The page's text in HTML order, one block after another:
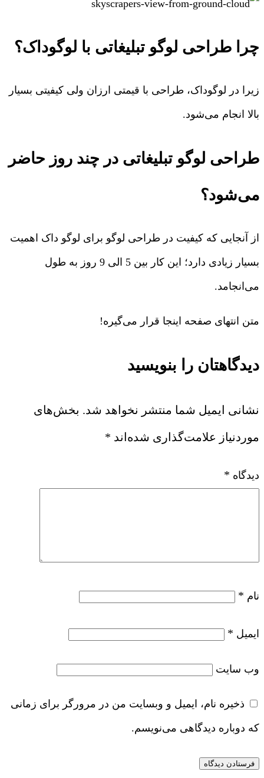
چرا طراحی لوگو تبلیغاتی با لوگوداک؟
زیرا در لوگوداک، طراحی با قیمتی ارزان ولی کیفیتی بسیار
بالا انجام می‌شود.
طراحی لوگو تبلیغاتی در چند روز حاضر
می‌شود؟
از آنجایی که کیفیت در طراحی لوگو برای لوگو داک اهمیت
بسیار زیادی دارد؛ این کار بین 5 الی 9 روز به طول
می‌انجامد.
متن انتهای صفحه اینجا قرار می‌گیره!
دیدگاهتان را بنویسید
نشانی ایمیل شما منتشر نخواهد شد. بخش‌های
موردنیاز علامت‌گذاری شده‌اند *
دیدگاه *
نام *
ایمیل *
وب‌ سایت
ذخیره نام، ایمیل و وبسایت من در مرورگر برای زمانی
که دوباره دیدگاهی می‌نویسم.